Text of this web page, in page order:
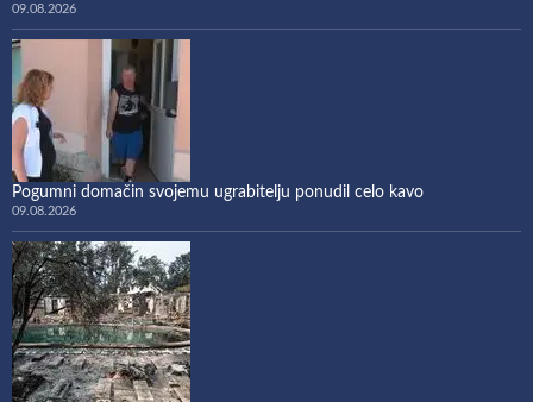
09.08.2026
Pogumni domačin svojemu ugrabitelju ponudil celo kavo
09.08.2026